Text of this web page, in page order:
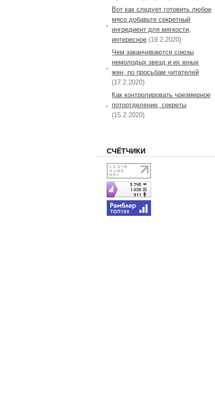
Вот как следует готовить любое
мясо добавьте секретный
ингредиент для мягкости,
интересное (19.2.2020)
Чем заканчиваются союзы
немолодых звезд и их юных
жен, по просьбам читателей
(17.2.2020)
Как контролировать чрезмерное
потоотделение, секреты
(15.2.2020)
СЧЁТЧИКИ